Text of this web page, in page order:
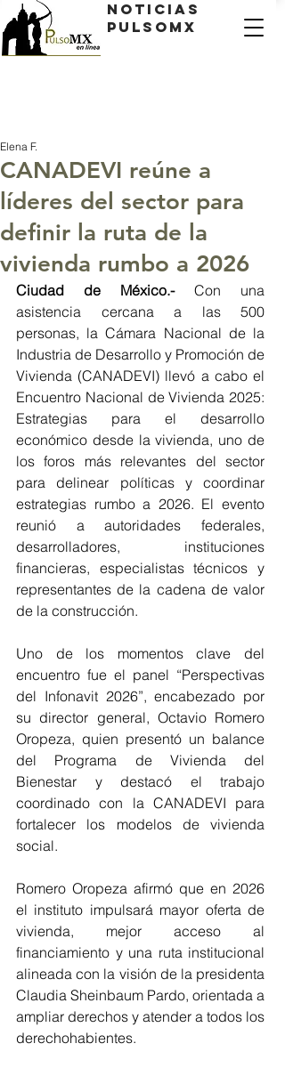
Noticias
PulsoMX
CANADEVI reúne a
líderes del sector para
definir la ruta de la
vivienda rumbo a 2026
Elena F.
Ciudad de México.- Con una
asistencia cercana a las 500
personas, la Cámara Nacional de la
Industria de Desarrollo y Promoción de
Vivienda (CANADEVI) llevó a cabo el
Encuentro Nacional de Vivienda 2025:
Estrategias para el desarrollo
económico desde la vivienda, uno de
los foros más relevantes del sector
para delinear políticas y coordinar
estrategias rumbo a 2026. El evento
reunió a autoridades federales,
desarrolladores, instituciones
financieras, especialistas técnicos y
representantes de la cadena de valor
de la construcción.
Uno de los momentos clave del
encuentro fue el panel “Perspectivas
del Infonavit 2026”, encabezado por
su director general, Octavio Romero
Oropeza, quien presentó un balance
del Programa de Vivienda del
Bienestar y destacó el trabajo
coordinado con la CANADEVI para
fortalecer los modelos de vivienda
social.
Romero Oropeza afirmó que en 2026
el instituto impulsará mayor oferta de
vivienda, mejor acceso al
financiamiento y una ruta institucional
alineada con la visión de la presidenta
Claudia Sheinbaum Pardo, orientada a
ampliar derechos y atender a todos los
derechohabientes.